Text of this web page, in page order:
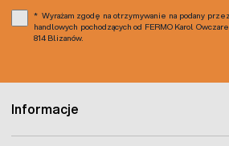
zabezpieczenie przed
rozłączeniem
Moc elektryzatora pozwala na
trudnych i bardzo trudnych
straty złej izolacji są bardzo
przerastanie trawą, gałęzie drzew i
Informacje
Wyrażam zgodę na otrzymywanie na podany
handlowych pochodzących od FERMO Karol
814 Blizanów.